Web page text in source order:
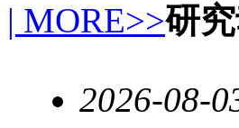
| MORE>>研
2026-08-